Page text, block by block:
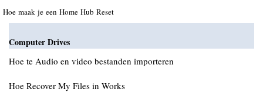
Hoe maak je een Home Hub Reset
Computer Drives
Hoe te Audio en video bestanden importeren
Hoe Recover My Files in Works